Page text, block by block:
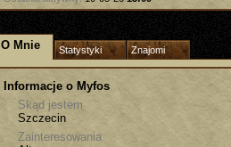
O Mnie Statystyki Znajomi
Informacje o Myfos
Skąd jestem
Szczecin
Zainteresowania